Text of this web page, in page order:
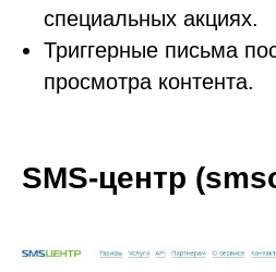
специальных акциях.
Триггерные письма
просмотра контента.
SMS-центр